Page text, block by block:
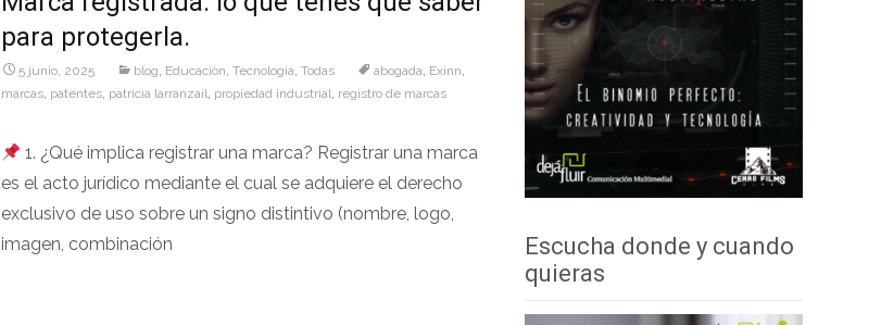
para protegerla.
5 junio, 2025 blog, Educaciòn, Tecnologìa, Todas abogada, Exinn,
marcas, patentes, patricia larranzail, propiedad industrial, registro de marcas
1. ¿Qué implica registrar una marca? Registrar una marca
es el acto jurídico mediante el cual se adquiere el derecho
exclusivo de uso sobre un signo distintivo (nombre, logo,
imagen, combinación
Escucha donde y cuando
quieras